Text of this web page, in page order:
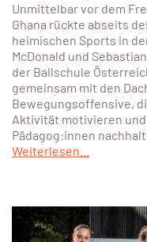
Unmittelbar vor dem
Ghana rückte abseits
heimischen Sports in
McDonald und
der Ballschule
gemeinsam mit den
Bewegungsoffensive,
Aktivität motivieren
Pädagog:innen
Weiterlesen...